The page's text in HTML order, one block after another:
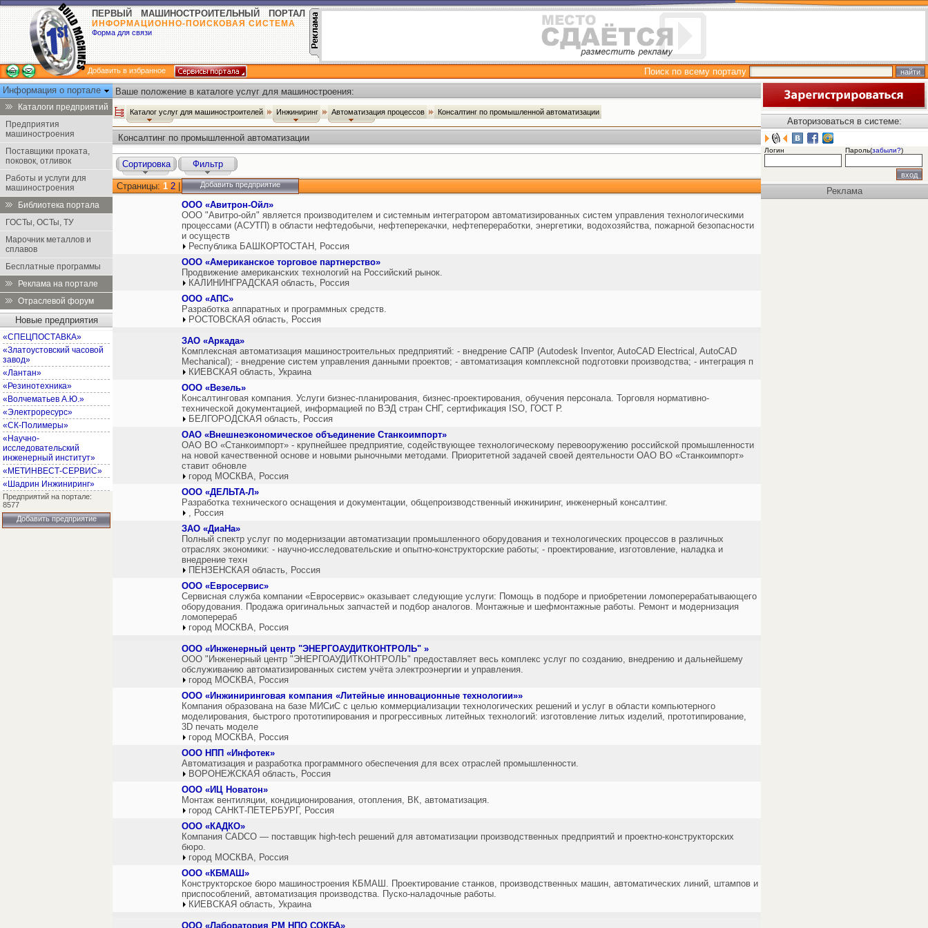
ПЕРВЫЙ МАШИНОСТРОИТЕЛЬНЫЙ ПОРТАЛ
ИНФОРМАЦИОННО-ПОИСКОВАЯ СИСТЕМА
Форма для связи
Добавить в избранное
Поиск по всему порталу
Информация о портале
Каталоги предприятий
Предприятия
машиностроения
Поставщики проката,
поковок, отливок
Работы и услуги для
машиностроения
Библиотека портала
ГОСТы, ОСТы, ТУ
Марочник металлов и
сплавов
Бесплатные программы
Реклама на портале
Отраслевой форум
Новые предприятия
«СПЕЦПОСТАВКА»
«Златоустовский часовой
завод»
«Лантан»
«Резинотехника»
«Волчематьев А.Ю.»
«Электроресурс»
«СК-Полимеры»
«Научно-
исследовательский
инженерный институт»
«МЕТИНВЕСТ-СЕРВИС»
«Шадрин Инжиниринг»
Предприятий на портале:
8577
Добавить предприятие
Ваше положение в каталоге услуг для машиностроения:
Каталог услуг для машиностроителей Инжиниринг Автоматизация процессов Консалтинг по промышленной автоматизации
Консалтинг по промышленной автоматизации
Сортировка Фильтр
Страницы: 1 2 Добавить предприятие
ООО «Авитрон-Ойл»
ООО "Авитро-ойл" является производителем и системным интегратором автоматизированных систем управления технологическими
процессами (АСУТП) в области нефтедобычи, нефтеперекачки, нефтепереработки, энергетики, водохозяйства, пожарной безопасности
и осуществ
Республика БАШКОРТОСТАН, Россия
ООО «Американское торговое партнерство»
Продвижение американских технологий на Российский рынок.
КАЛИНИНГРАДСКАЯ область, Россия
ООО «АПС»
Разработка аппаратных и программных средств.
РОСТОВСКАЯ область, Россия
ЗАО «Аркада»
Комплексная автоматизация машиностроительных предприятий: - внедрение САПР (Autodesk Inventor, AutoCAD Electrical, AutoCAD
Mechanical); - внедрение систем управления данными проектов; - автоматизация комплексной подготовки производства; - интеграция п
КИЕВСКАЯ область, Украина
ООО «Везель»
Консалтинговая компания. Услуги бизнес-планирования, бизнес-проектирования, обучения персонала. Торговля нормативно-
технической документацией, информацией по ВЭД стран СНГ, сертификация ISO, ГОСТ Р.
БЕЛГОРОДСКАЯ область, Россия
ОАО «Внешнеэкономическое объединение Станкоимпорт»
ОАО ВО «Станкоимпорт» - крупнейшее предприятие‚ содействующее технологическому перевооружению российской промышленности
на новой качественной основе и новыми рыночными методами. Приоритетной задачей своей деятельности ОАО ВО «Станкоимпорт»
ставит обновле
город МОСКВА, Россия
ООО «ДЕЛЬТА-Л»
Разработка технического оснащения и документации, общепроизводственный инжиниринг, инженерный консалтинг.
, Россия
ЗАО «ДиаНа»
Полный спектр услуг по модернизации автоматизации промышленного оборудования и технологических процессов в различных
отраслях экономики: - научно-исследовательские и опытно-конструкторские работы; - проектирование, изготовление, наладка и
внедрение техн
ПЕНЗЕНСКАЯ область, Россия
ООО «Евросервис»
Сервисная служба компании «Евросервис» оказывает следующие услуги: Помощь в подборе и приобретении ломоперерабатывающего
оборудования. Продажа оригинальных запчастей и подбор аналогов. Монтажные и шефмонтажные работы. Ремонт и модернизация
ломоперераб
город МОСКВА, Россия
ООО «Инженерный центр "ЭНЕРГОАУДИТКОНТРОЛЬ" »
ООО "Инженерный центр "ЭНЕРГОАУДИТКОНТРОЛЬ" предоставляет весь комплекс услуг по созданию, внедрению и дальнейшему
обслуживанию автоматизированных систем учёта электроэнергии и управления.
город МОСКВА, Россия
ООО «Инжиниринговая компания «Литейные инновационные технологии»»
Компания образована на базе МИСиС с целью коммерциализации технологических решений и услуг в области компьютерного
моделирования, быстрого прототипирования и прогрессивных литейных технологий: изготовление литых изделий, прототипирование,
3D печать моделе
город МОСКВА, Россия
ООО НПП «Инфотек»
Автоматизация и разработка программного обеспечения для всех отраслей промышленности.
ВОРОНЕЖСКАЯ область, Россия
ООО «ИЦ Новатон»
Монтаж вентиляции, кондиционирования, отопления, ВК, автоматизация.
город САНКТ-ПЕТЕРБУРГ, Россия
ООО «КАДКО»
Компания CADCO — поставщик high-tech решений для автоматизации производственных предприятий и проектно-конструкторских
бюро.
город МОСКВА, Россия
ООО «КБМАШ»
Конструкторское бюро машиностроения КБМАШ. Проектирование станков, производственных машин, автоматических линий, штампов и
приспособлений, автоматизация производства. Пуско-наладочные работы.
КИЕВСКАЯ область, Украина
ООО «Лаборатория РМ НПО СОКБА»
Авторизоваться в системе:
Логин Пароль(забыли?)
Реклама